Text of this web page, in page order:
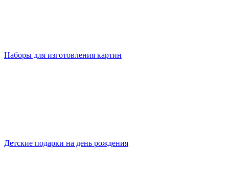
Наборы для изготовления картин
Детские подарки на день рождения